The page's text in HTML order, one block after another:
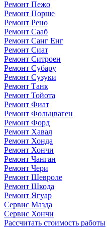
Ремонт Пежо
Ремонт Порше
Ремонт Рено
Ремонт Сааб
Ремонт Санг Енг
Ремонт Сиат
Ремонт Ситроен
Ремонт Субару
Ремонт Сузуки
Ремонт Танк
Ремонт Тойота
Ремонт Фиат
Ремонт Фольцваген
Ремонт Форд
Ремонт Хавал
Ремонт Хонда
Ремонт Хончи
Ремонт Чанган
Ремонт Чери
Ремонт Шевроле
Ремонт Шкода
Ремонт Ягуар
Сервис Мазда
Сервис Хончи
Рассчитать стоимость работы